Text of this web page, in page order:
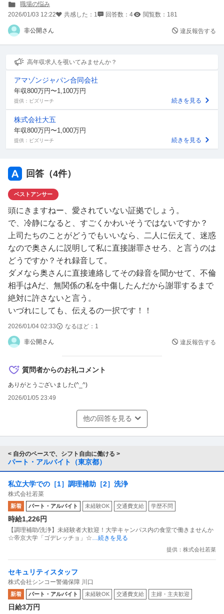
・夫は私の身体でしか満足できない。あんたとのHなんて
暇つぶし以下
・その他家族自慢
一通り奥さんがしゃべった後、不倫相手は私ではありませ
んと言いました。
電話は録音してました、会社に言います、と言ったら電話
が切れました。
録音は本当はしてませんが。
私は全くの部外者だし、上司やAさん、奥さんのことはど
うでもいいです。
不倫されたのは気の毒だけど、こんな性格だから不倫され
たんだろうなと思います。
がいいでしょうか。
勘違いとはいえあまりに無礼だし、せめて謝ってほしいで
す。
職場の悩み
2026/01/03 12:22
共感した： 1 回答数： 4 閲覧数： 181
非公開さん 違反報告する
高年収求人を覗いてみませんか？
アマゾンジャパン合同会社
年収800万円〜1,100万円
提供：ビズリーチ 続きを見る
株式会社大五
年収800万円〜1,000万円
提供：ビズリーチ 続きを見る
回答（4件）
ベストアンサー
頭にきますねー、愛されていない証拠でしょう。
で、冷静になると、すごくかわいそうではないですか？
上司たちのことがどうでもいいなら、二人に伝えて、迷惑
なので奥さんに説明して私に直接謝罪させろ、と言うのは
どうですか？それ録音して。
ダメなら奥さんに直接連絡してその録音を聞かせて、不倫
相手はAだ、無関係の私を中傷したんだから謝罪するまで
絶対に許さないと言う。
いづれにしても、伝えるの一択です！！
2026/01/04 02:33 なるほど： 1
非公開さん 違反報告する
質問者からのお礼コメント
ありがとうございました(^_^)
2026/01/05 23:49
他の回答を見る
< 自分のペースで、シフト自由に働ける >
パート・アルバイト（東京都）
私立大学での［1］調理補助［2］洗浄
株式会社若菜
新着 パート・アルバイト 未経験OK 交通費支給 学歴不問
時給1,226円
【調理補助/洗浄】未経験者大歓迎！大学キャンパス内の食堂で働きませんか
☆帝京大学「ゴデレッチョ」☆…続きを見る
提供：株式会社若菜
セキュリティスタッフ
株式会社シンコー警備保障 川口
新着 パート・アルバイト 未経験OK 交通費支給 主婦・主夫歓迎
日給3万円